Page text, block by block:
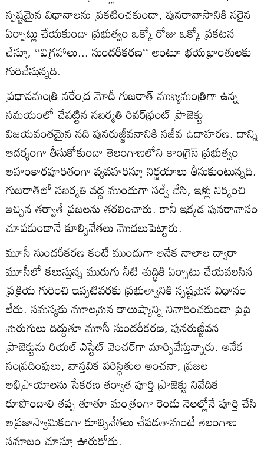
స్పష్టమైన విధానాలను ప్రకటించకుండా, పునరావాసానికి సరైన
ఏర్పాట్లు చేయకుండా ప్రభుత్వం ఒక్కో రోజు ఒక్కో ప్రకటన
చేస్తూ, ‘‘విగ్రహాలు... సుందరీకరణ’’ అంటూ భయభ్రాంతులకు
గురిచేస్తున్నది.
ప్రధానమంత్రి నరేంద్ర మోదీ గుజరాత్ ముఖ్యమంత్రిగా ఉన్న
సమయంలో చేపట్టిన సబర్మతి రివర్‌ఫ్రంట్ ప్రాజెక్టు
విజయవంతమైన నది పునరుజ్జీవనానికి సజీవ ఉదాహరణ. దాన్ని
ఆదర్శంగా తీసుకోకుండా తెలంగాణలోని కాంగ్రెస్ ప్రభుత్వం
అహంకారపూరితంగా వ్యవహరిస్తూ నిర్ణయాలు తీసుకుంటున్నది.
గుజరాత్‌లో సబర్మతి వద్ద ముందుగా సర్వే చేసి, ఇళ్లు నిర్మించి
ఇచ్చిన తర్వాతే ప్రజలను తరలించారు. కానీ ఇక్కడ పునరావాసం
చూపకుండానే కూల్చివేతలు మొదలుపెట్టారు.
మూసీ సుందరీకరణ కంటే ముందుగా అనేక నాలాల ద్వారా
మూసీలో కలుస్తున్న మురుగు నీటి శుద్ధికి ఏర్పాటు చేయవలసిన
ప్రక్రియ గురించి ఇప్పటివరకు ప్రభుత్వానికి స్పష్టమైన విధానం
లేదు. సమస్యకు మూలమైన కాలుష్యాన్ని నివారించకుండా పైపై
మెరుగులు దిద్దుతూ మూసీ సుందరీకరణ, పునరుజ్జీవన
ప్రాజెక్టును రియల్ ఎస్టేట్ వెంచర్‌గా మార్చివేస్తున్నారు. అనేక
సంప్రదింపులు, వాస్తవిక పరిస్థితుల అంచనా, ప్రజల
అభిప్రాయాలను సేకరణ తర్వాత పూర్తి ప్రాజెక్టు నివేదిక
రూపొందాలి తప్ప తూతూ మంత్రంగా రెండు నెలల్లోనే పూర్తి చేసి
అప్రజాస్వామికంగా కూల్చివేతలు చేపడతామంటే తెలంగాణ
సమాజం చూస్తూ ఊరుకోదు.